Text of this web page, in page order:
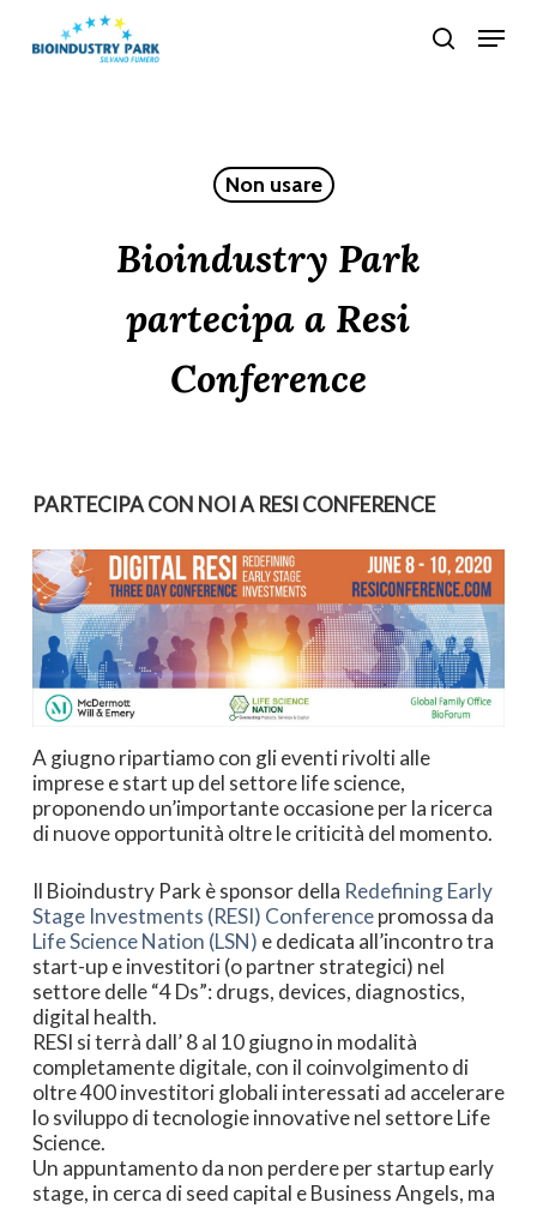
search
Menu
Non usare
Bioindustry Park
partecipa a Resi
Conference
PARTECIPA CON NOI A RESI CONFERENCE
A giugno ripartiamo con gli eventi rivolti alle
imprese e start up del settore life science,
proponendo un’importante occasione per la ricerca
di nuove opportunità oltre le criticità del momento.
Il Bioindustry Park è sponsor della Redefining Early
Stage Investments (RESI) Conferencepromossa da
Life Science Nation (LSN) e dedicata all’incontro tra
start-up e investitori (o partner strategici) nel
settore delle “4 Ds”: drugs, devices, diagnostics,
digital health.
RESI si terrà dall’ 8 al 10 giugno in modalità
completamente digitale, con il coinvolgimento di
oltre 400 investitori globali interessati ad accelerare
lo sviluppo di tecnologie innovative nel settore Life
Science.
Un appuntamento da non perdere per startup early
stage, in cerca di seed capital e Business Angels, ma